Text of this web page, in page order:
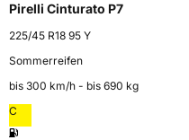
Pirelli Cinturato P7
225/45 R18 95 Y
Sommerreifen
bis 300 km⁠/⁠h - bis 690 kg
C